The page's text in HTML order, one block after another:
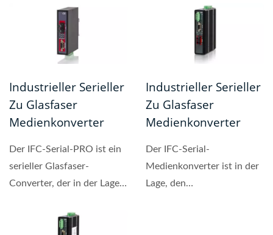
Faser, der Datenraten...
Industrieller Serieller
Zu Glasfaser
Medienkonverter
Der IFC-Serial-PRO ist ein
serieller Glasfaser-
Converter, der in der Lage
Industrieller Serieller
Zu Glasfaser
Medienkonverter
Der IFC-Serial-
Medienkonverter ist in der
Lage, den